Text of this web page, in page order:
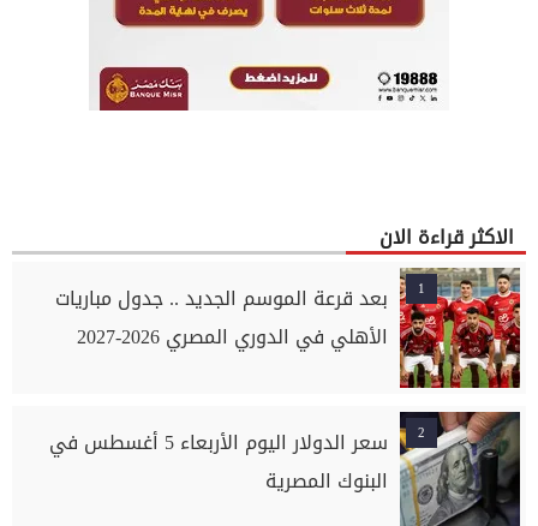
الاكثر قراءة الان
1
بعد قرعة الموسم الجديد .. جدول مباريات
الأهلي في الدوري المصري 2026-2027
2
سعر الدولار اليوم الأربعاء 5 أغسطس في
البنوك المصرية